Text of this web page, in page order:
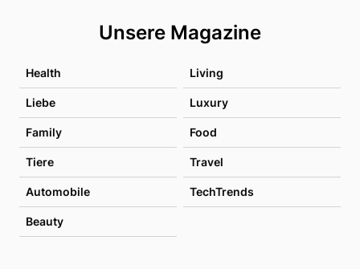
Unsere Magazine
Health Living
Liebe Luxury
Family Food
Tiere Travel
Automobile TechTrends
Beauty